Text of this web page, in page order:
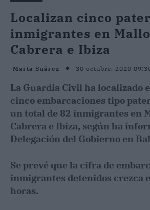
Localizan cinco
inmigrantes en
Cabrera e Ibiza
Marta Suárez 30 octubre, 2020
La Guardia Civil ha localizado
cinco embarcaciones tipo
un total de 82 inmigrantes en
Cabrera e Ibiza, según ha
Delegación del Gobierno en
Se prevé que la cifra de
inmigrantes detenidos crezca
horas.